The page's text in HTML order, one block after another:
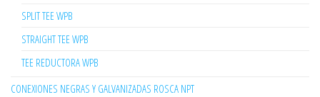
SPLIT TEE WPB
STRAIGHT TEE WPB
TEE REDUCTORA WPB
CONEXIONES NEGRAS Y GALVANIZADAS ROSCA NPT